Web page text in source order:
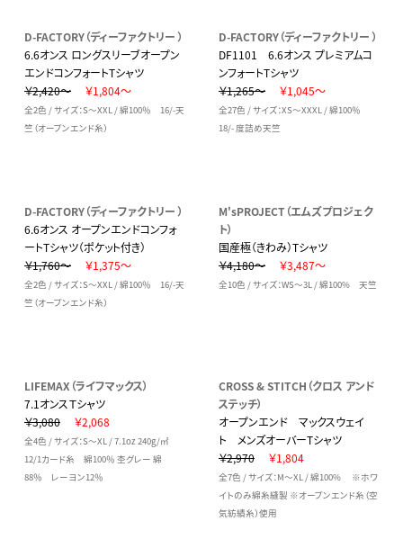
D-FACTORY（ディーファクトリー ）
6.6オンス ロングスリーブオープン
エンドコンフォートTシャツ
￥2,420～
￥1,804～
全2色 / サイズ：S～XXL / 綿100％ 16/-天
竺（オープンエンド糸）
D-FACTORY（ディーファクトリー ）
DF1101 6.6オンス プレミアムコ
ンフォートTシャツ
￥1,265～
￥1,045～
全27色 / サイズ：XS～XXXL / 綿100％
18/- 度詰め天竺
D-FACTORY（ディーファクトリー ）
6.6オンス オープンエンドコンフォ
ートTシャツ（ポケット付き）
￥1,760～
￥1,375～
全2色 / サイズ：S～XXL / 綿100％ 16/-天
竺（オープンエンド糸）
M'sPROJECT（エムズプロジェク
ト）
国産極（きわみ）Tシャツ
￥4,180～
￥3,487～
全10色 / サイズ：WS～3L / 綿100% 天竺
LIFEMAX（ライフマックス）
7.1オンスＴシャツ
￥3,080
￥2,068
全4色 / サイズ：S～XL / 7.1oz 240g/㎡
12/1カード糸 綿100％ 杢グレー 綿
88％ レーヨン12％
CROSS & STITCH（クロス アンド
ステッチ）
オープンエンド マックスウェイ
ト メンズオーバーTシャツ
￥2,970
￥1,804
全7色 / サイズ：M～XL / 綿100% ※ホワ
イトのみ綿糸縫製 ※オープンエンド糸（空
気紡績糸）使用